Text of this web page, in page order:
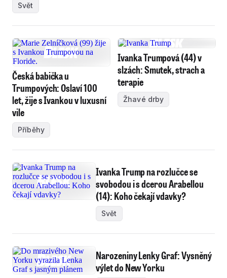
Svět
Česká babička u
Trumpových: Oslaví 100
let, žije s Ivankou v luxusní
vile
Příběhy
Ivanka Trumpová (44) v
slzách: Smutek, strach a
terapie
Žhavé drby
Ivanka Trump na rozlučce se
svobodou i s dcerou Arabellou
(14): Koho čekají vdavky?
Svět
Narozeniny Lenky Graf: Vysněný
výlet do New Yorku